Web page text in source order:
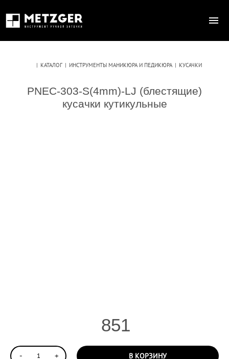
| КАТАЛОГ | ИНСТРУМЕНТЫ МАНИКЮРА И ПЕДИКЮРА | КУСАЧКИ
PNEC-303-S(4mm)-LJ (блестящие)
кусачки кутикульные
851
- + В КОРЗИНУ